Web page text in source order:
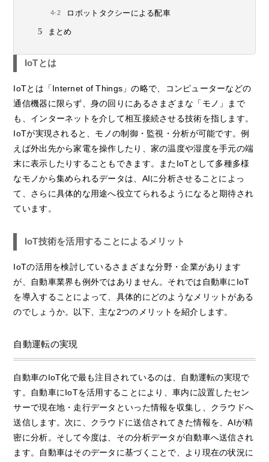
ロボットタクシーによる配車
まとめ
IoTとは
IoTとは「Internet of Things」の略で、コンピューターなどの
通信機器に限らず、身の回りにあるさまざまな「モノ」まで
も、インターネットを介して相互接続させる技術を指します。
IoTが実現されると、モノの制御・監視・分析が可能です。例
えば外出先から家電を操作したり、家の温度や湿度を手元の端
末に表示したりすることもできます。またIoTとして多種多様
なモノから集められるデータは、AIに分析させることによっ
て、さらに具体的な用途へ役立てられるようになると期待され
ています。
IoT技術を活用することによるメリット
IoTの活用を検討しているさまざまな分野・企業があります
が、自動車業界も例外ではありません。それでは自動車にIoT
を導入することによって、具体的にどのようなメリットがある
のでしょうか。以下、主な2つのメリットを紹介します。
自動運転の実現
自動車のIoT化で最も注目されているのは、自動運転の実現で
す。自動車にIoTを活用することにより、車内に設置したセン
サーで現在地・走行データといった情報を収集し、クラウドへ
送信します。次に、クラウドに送信されてきた情報を、AIが精
密に分析。そして今度は、その分析データが自動車へ送信され
ます。自動車はそのデータに基づくことで、より現在の状況に